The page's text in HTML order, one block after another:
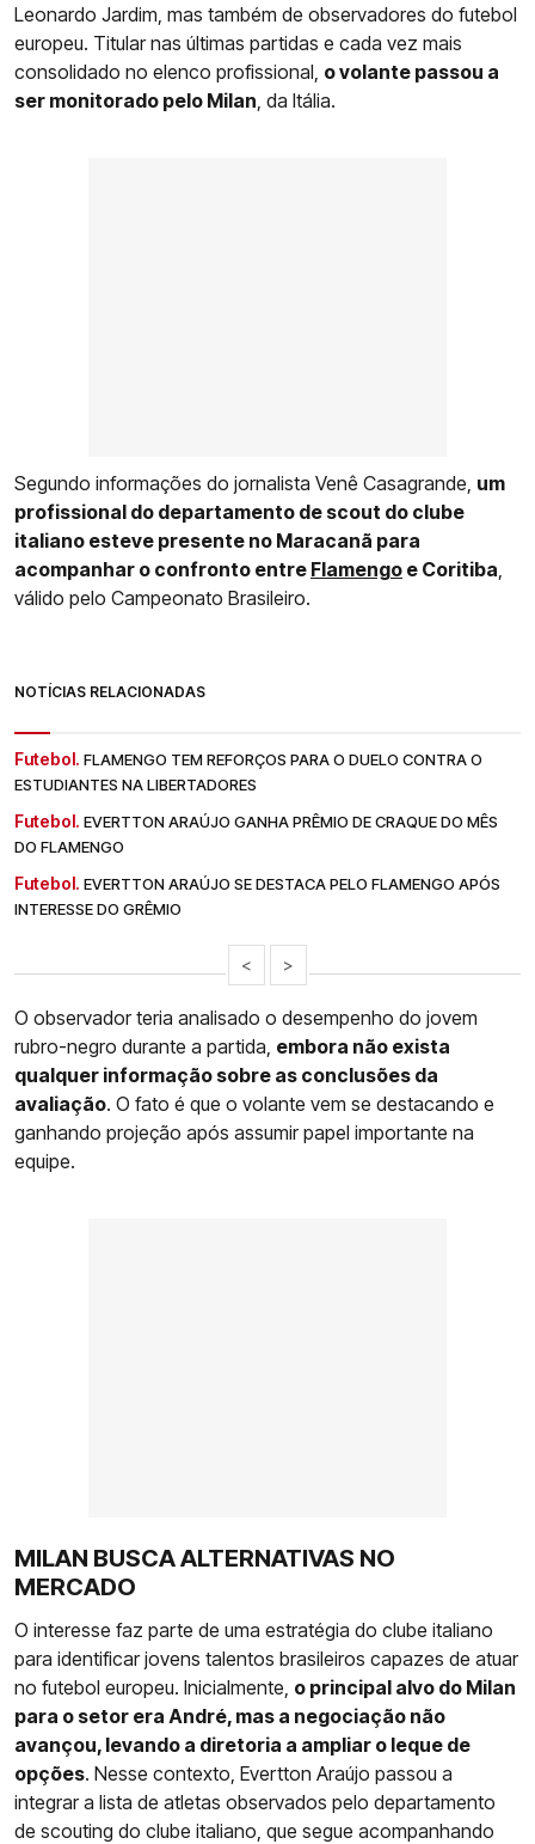
Leonardo Jardim, mas também de observadores do futebol
europeu. Titular nas últimas partidas e cada vez mais
consolidado no elenco profissional, o volante passou a
ser monitorado pelo Milan , da Itália.
Segundo informações do jornalista Venê Casagrande, um
profissional do departamento de scout do clube
italiano esteve presente no Maracanã para
acompanhar o confronto entre Flamengo e Coritiba
válido pelo Campeonato Brasileiro.
NOTÍCIAS RELACIONADAS
Futebol. FLAMENGO TEM REFORÇOS PARA O DUELO CONTRA O
ESTUDIANTES NA LIBERTADORES
Futebol. EVERTTON ARAÚJO GANHA PRÊMIO DE CRAQUE DO MÊS
DO FLAMENGO
Futebol. EVERTTON ARAÚJO SE DESTACA PELO FLAMENGO APÓS
INTERESSE DO GRÊMIO
< >
O observador teria analisado o desempenho do jovem
rubro-negro durante a partida, embora não exista
qualquer informação sobre as conclusões da
avaliação. O fato é que o volante vem se destacando e
ganhando projeção após assumir papel importante na
equipe.
MILAN BUSCA ALTERNATIVAS NO
MERCADO
O interesse faz parte de uma estratégia do clube italiano
para identificar jovens talentos brasileiros capazes de atuar
no futebol europeu. Inicialmente, o principal alvo do Milan
para o setor era André, mas a negociação não
avançou, levando a diretoria a ampliar o leque de
opções. Nesse contexto, Evertton Araújo passou a
integrar a lista de atletas observados pelo departamento
de scouting do clube italiano, que segue acompanhando